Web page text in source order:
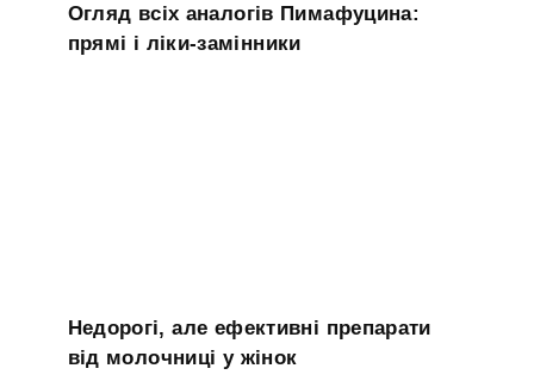
Огляд всіх аналогів Пимафуцина:
прямі і ліки-замінники
Недорогі, але ефективні препарати
від молочниці у жінок